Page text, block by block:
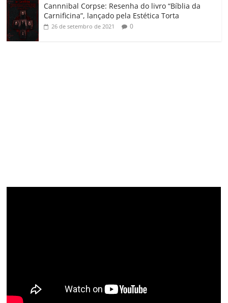
Cannnibal Corpse: Resenha do livro “Bíblia da
Carnificina”, lançado pela Estética Torta
26 de setembro de 2021 0